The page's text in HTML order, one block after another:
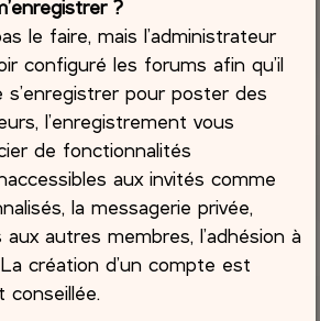
?
le faire, mais l’administrateur
configuré les forums afin qu’il
s’enregistrer pour poster des
l’enregistrement vous
de fonctionnalités
aux invités comme
la messagerie privée,
aux autres membres, l’adhésion à
création d’un compte est
conseillée.